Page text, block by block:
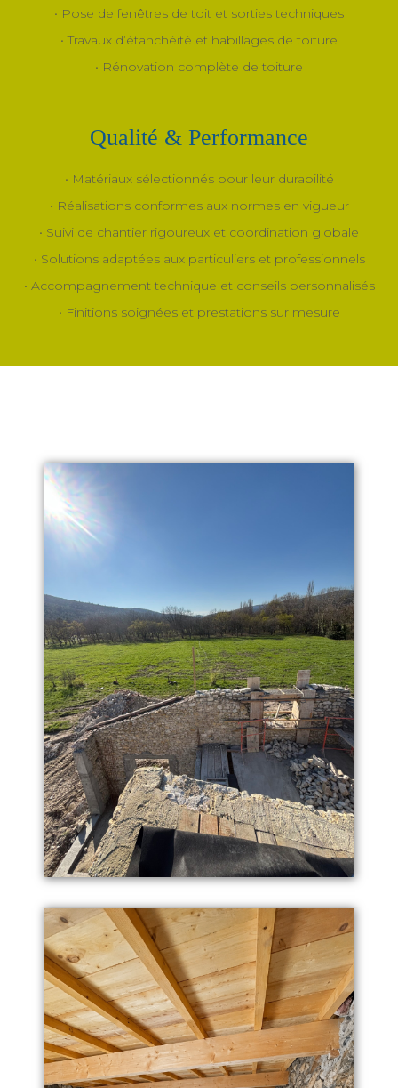
• Pose de fenêtres de toit et sorties techniques
• Travaux d’étanchéité et habillages de toiture
• Rénovation complète de toiture
Qualité & Performance
• Matériaux sélectionnés pour leur durabilité
• Réalisations conformes aux normes en vigueur
• Suivi de chantier rigoureux et coordination globale
• Solutions adaptées aux particuliers et professionnels
• Accompagnement technique et conseils personnalisés
• Finitions soignées et prestations sur mesure
mesure, pensées pour allier
esthétique, performance et
durabilité.
Construction & Gros œuvre
Maisons
individuelles,
extensions et projets
de construction sur
mesure.
Notre expertise couvre les travaux de
maçonnerie générale, gros œuvre,
fondations, élévations, ouvertures de
murs porteurs, charpente et couverture.
STB Constructions accompagne les
particuliers et professionnels dans la
réalisation de projets solides, durables et